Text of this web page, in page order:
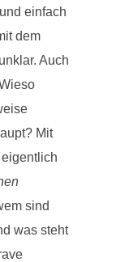
einfach
dem
Auch
Mit
sind
was steht